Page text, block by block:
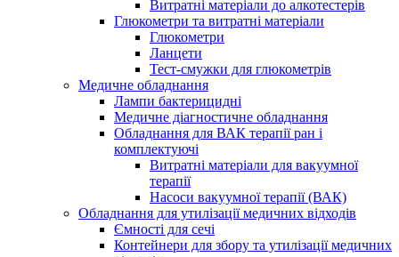
Витратні матеріали до алкотестерів
Глюкометри та витратні матеріали
Глюкометри
Ланцети
Тест-смужки для глюкометрів
Медичне обладнання
Лампи бактерицидні
Медичне діагностичне обладнання
Обладнання для ВАК терапії ран і
комплектуючі
Витратні матеріали для вакуумної
терапії
Насоси вакуумної терапії (ВАК)
Обладнання для утилізації медичних відходів
Ємності для сечі
Контейнери для збору та утилізації медичних